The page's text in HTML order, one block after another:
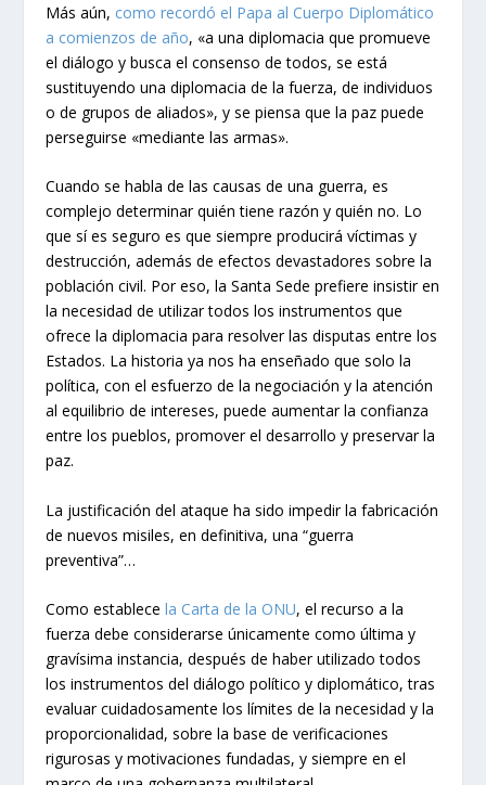
Más aún, como recordó el Papa al Cuerpo Diplomático
a comienzos de año, «a una diplomacia que promueve
el diálogo y busca el consenso de todos, se está
sustituyendo una diplomacia de la fuerza, de individuos
o de grupos de aliados», y se piensa que la paz puede
perseguirse «mediante las armas».
Cuando se habla de las causas de una guerra, es
complejo determinar quién tiene razón y quién no. Lo
que sí es seguro es que siempre producirá víctimas y
destrucción, además de efectos devastadores sobre la
población civil. Por eso, la Santa Sede prefiere insistir en
la necesidad de utilizar todos los instrumentos que
ofrece la diplomacia para resolver las disputas entre los
Estados. La historia ya nos ha enseñado que solo la
política, con el esfuerzo de la negociación y la atención
al equilibrio de intereses, puede aumentar la confianza
entre los pueblos, promover el desarrollo y preservar la
paz.
La justificación del ataque ha sido impedir la fabricación
de nuevos misiles, en definitiva, una “guerra
preventiva”…
Como establecela Carta de la ONU, el recurso a la
fuerza debe considerarse únicamente como última y
gravísima instancia, después de haber utilizado todos
los instrumentos del diálogo político y diplomático, tras
evaluar cuidadosamente los límites de la necesidad y la
proporcionalidad, sobre la base de verificaciones
rigurosas y motivaciones fundadas, y siempre en el